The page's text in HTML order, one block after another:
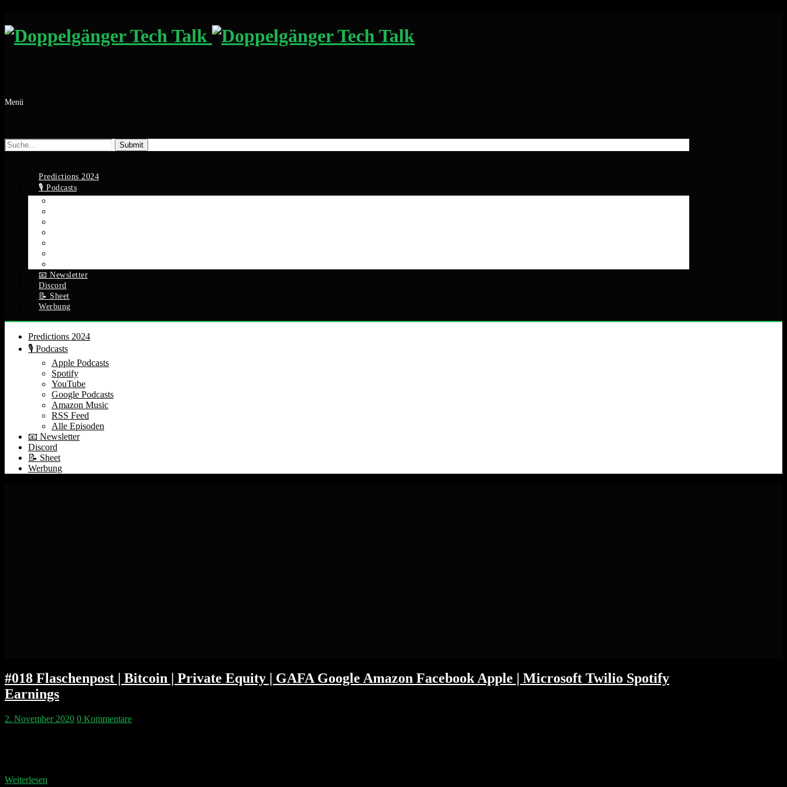
Menü
Suche
nach:
Predictions 2024
🎙️ Podcasts
📧 Newsletter
Discord
📝 Sheet
Werbung
Predictions 2024
🎙️ Podcasts
Apple Podcasts
Spotify
YouTube
Google Podcasts
Amazon Music
RSS Feed
Alle Episoden
📧 Newsletter
Discord
📝 Sheet
Werbung
#018 Flaschenpost | Bitcoin | Private Equity | GAFA Google Amazon Facebook Apple | Microsoft Twilio Spotify
Earnings
2. November 2020 0 Kommentare
Weiterlesen